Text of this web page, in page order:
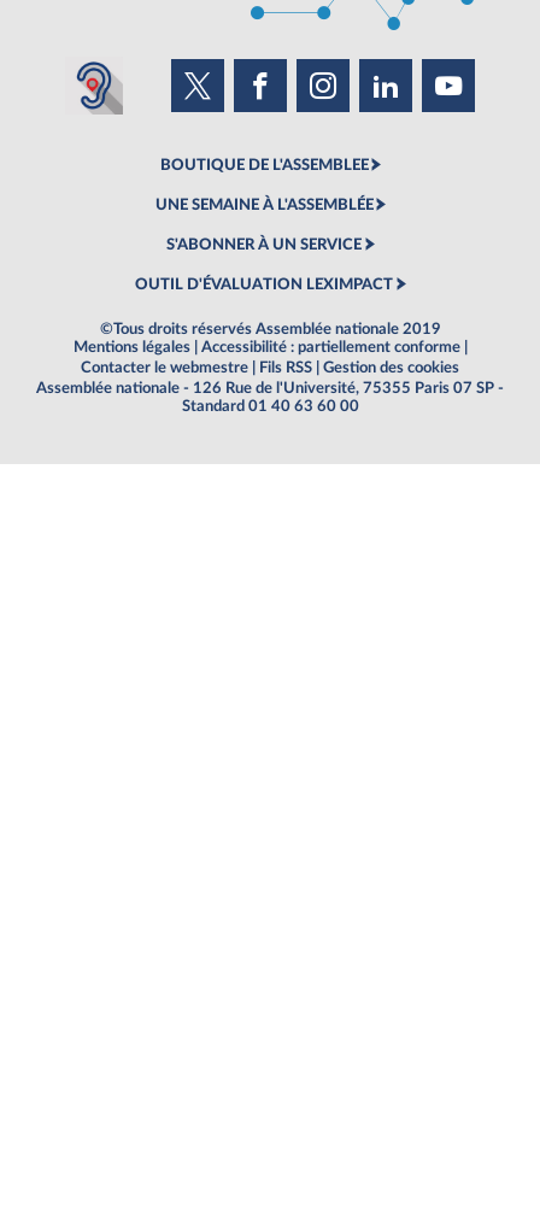
BOUTIQUE DE L'ASSEMBLEE
UNE SEMAINE À L'ASSEMBLÉE
S'ABONNER À UN SERVICE
OUTIL D'ÉVALUATION LEXIMPACT
©Tous droits réservés Assemblée nationale 2019
Mentions légales
Accessibilité : partiellement conforme
Contacter le webmestre
Fils RSS
Gestion des cookies
Assemblée nationale - 126 Rue de l'Université, 75355 Paris 07 SP -
Standard 01 40 63 60 00